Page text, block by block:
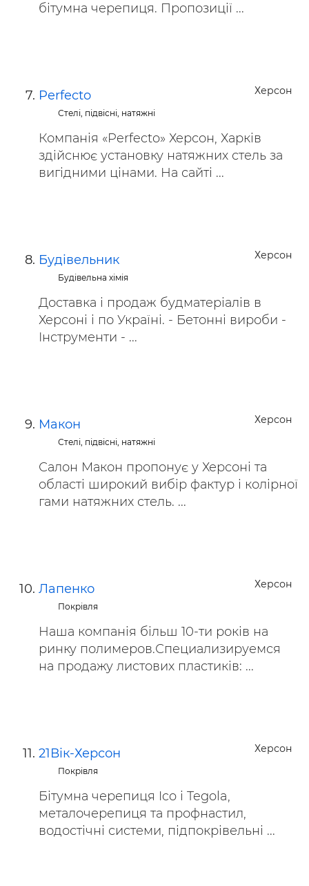
бітумна черепиця. Пропозиції ...
Херсон
Perfecto
Стелі, підвісні, натяжні
Компанія «Perfecto» Херсон, Харків
здійснює установку натяжних стель за
вигідними цінами. На сайті ...
Херсон
Будiвельник
Будівельна хімія
Доставка і продаж будматеріалів в
Херсоні і по Україні. - Бетонні вироби -
Інструменти - ...
Херсон
Макон
Стелі, підвісні, натяжні
Салон Макон пропонує у Херсоні та
області широкий вибір фактур і колірної
гами натяжних стель. ...
Херсон
Лапенко
Покрівля
Наша компанія більш 10-ти років на
ринку полимеров.Специализируемся
на продажу листових пластиків: ...
Херсон
21Вік-Херсон
Покрівля
Бітумна черепиця Ico і Tegola,
металочерепиця та профнастил,
водостічні системи, підпокрівельні ...